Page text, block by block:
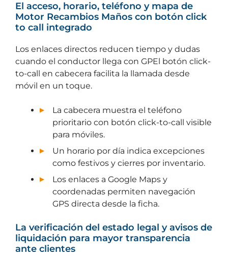
El acceso, horario, teléfono y mapa de
Motor Recambios Maños con botón click
to call integrado
Los enlaces directos reducen tiempo y dudas
cuando el conductor llega con GPEl botón click-
to-call en cabecera facilita la llamada desde
móvil en un toque.
La cabecera muestra el teléfono
prioritario con botón click-to-call visible
para móviles.
Un horario por día indica excepciones
como festivos y cierres por inventario.
Los enlaces a Google Maps y
coordenadas permiten navegación
GPS directa desde la ficha.
La verificación del estado legal y avisos de
liquidación para mayor transparencia
ante clientes